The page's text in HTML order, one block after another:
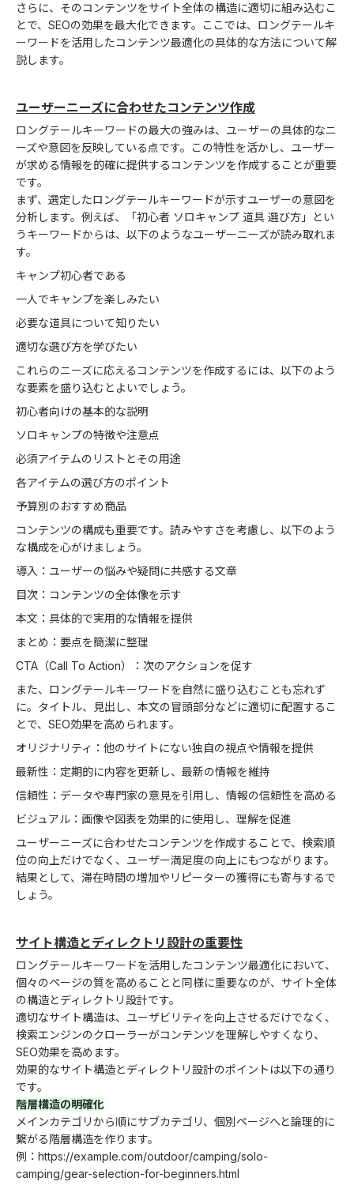
さらに、そのコンテンツをサイト全体の構造に適切に組み込むこ
とで、SEOの効果を最大化できます。ここでは、ロングテールキ
ーワードを活用したコンテンツ最適化の具体的な方法について解
説します。
ユーザーニーズに合わせたコンテンツ作成
ロングテールキーワードの最大の強みは、ユーザーの具体的なニ
ーズや意図を反映している点です。この特性を活かし、ユーザー
が求める情報を的確に提供するコンテンツを作成することが重要
です。
まず、選定したロングテールキーワードが示すユーザーの意図を
分析します。例えば、「初心者 ソロキャンプ 道具 選び方」とい
うキーワードからは、以下のようなユーザーニーズが読み取れま
す。
キャンプ初心者である
一人でキャンプを楽しみたい
必要な道具について知りたい
適切な選び方を学びたい
これらのニーズに応えるコンテンツを作成するには、以下のよう
な要素を盛り込むとよいでしょう。
初心者向けの基本的な説明
ソロキャンプの特徴や注意点
必須アイテムのリストとその用途
各アイテムの選び方のポイント
予算別のおすすめ商品
コンテンツの構成も重要です。読みやすさを考慮し、以下のよう
な構成を心がけましょう。
導入：ユーザーの悩みや疑問に共感する文章
目次：コンテンツの全体像を示す
本文：具体的で実用的な情報を提供
まとめ：要点を簡潔に整理
CTA（Call To Action）：次のアクションを促す
また、ロングテールキーワードを自然に盛り込むことも忘れず
に。タイトル、見出し、本文の冒頭部分などに適切に配置するこ
とで、SEO効果を高められます。
オリジナリティ：他のサイトにない独自の視点や情報を提供
最新性：定期的に内容を更新し、最新の情報を維持
信頼性：データや専門家の意見を引用し、情報の信頼性を高める
ビジュアル：画像や図表を効果的に使用し、理解を促進
ユーザーニーズに合わせたコンテンツを作成することで、検索順
位の向上だけでなく、ユーザー満足度の向上にもつながります。
結果として、滞在時間の増加やリピーターの獲得にも寄与するで
しょう。
サイト構造とディレクトリ設計の重要性
ロングテールキーワードを活用したコンテンツ最適化において、
個々のページの質を高めることと同様に重要なのが、サイト全体
の構造とディレクトリ設計です。
適切なサイト構造は、ユーザビリティを向上させるだけでなく、
検索エンジンのクローラーがコンテンツを理解しやすくなり、
SEO効果を高めます。
効果的なサイト構造とディレクトリ設計のポイントは以下の通り
です。
階層構造の明確化
メインカテゴリから順にサブカテゴリ、個別ページへと論理的に
繋がる階層構造を作ります。
例：https://example.com/outdoor/camping/solo-
camping/gear-selection-for-beginners.html